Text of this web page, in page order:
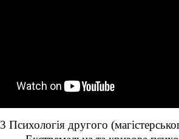
Психологія другого